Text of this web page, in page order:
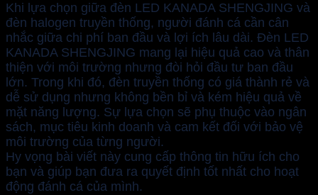
Khi lựa chọn giữa đèn LED KANADA SHENGJING và
đèn halogen truyền thống, người đánh cá cần cân
nhắc giữa chi phí ban đầu và lợi ích lâu dài. Đèn LED
KANADA SHENGJING mang lại hiệu quả cao và thân
thiện với môi trường nhưng đòi hỏi đầu tư ban đầu
lớn. Trong khi đó, đèn truyền thống có giá thành rẻ và
dễ sử dụng nhưng không bền bỉ và kém hiệu quả về
mặt năng lượng. Sự lựa chọn sẽ phụ thuộc vào ngân
sách, mục tiêu kinh doanh và cam kết đối với bảo vệ
môi trường của từng người.
Hy vọng bài viết này cung cấp thông tin hữu ích cho
bạn và giúp bạn đưa ra quyết định tốt nhất cho hoạt
động đánh cá của mình.